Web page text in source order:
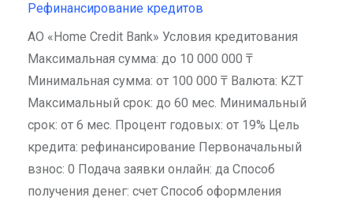
Рефинансирование кредитов
АО «Home Credit Bank» Условия кредитования
Максимальная сумма: до 10 000 000 ₸
Минимальная сумма: от 100 000 ₸ Валюта: KZT
Максимальный срок: до 60 мес. Минимальный
срок: от 6 мес. Процент годовых: от 19% Цель
кредита: рефинансирование Первоначальный
взнос: 0 Подача заявки онлайн: да Способ
получения денег: счет Способ оформления